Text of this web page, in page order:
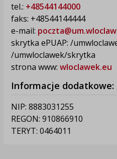
tel.: +48544144000
faks: +48544144444
e-mail:
skrytka ePUAP: /
/umwloclawek/skrytka
strona www: wloclawek.eu
Informacje dodatkowe:
NIP: 8883031255
REGON: 910866910
TERYT: 0464011